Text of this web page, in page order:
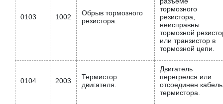
0103 1002
Обрыв тормозного
резистора.
тормозного
резистора,
неисправны
тормозной
или транзистор в
тормозной цепи.
0104 2003
Термистор
двигателя.
Двигатель
перегрелся или
отсоединен кабель
термистора.